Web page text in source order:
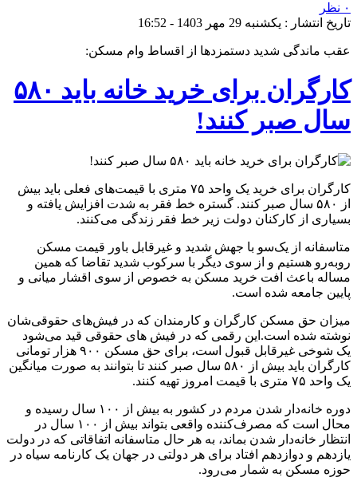
۰ نظر
تاریخ انتشار : یکشنبه 29 مهر 1403 - 16:52
عقب ماندگی شدید دستمزدها از اقساط وام مسکن:
کارگران برای خرید خانه باید ۵۸۰
سال صبر کنند!
کارگران برای خرید یک واحد ۷۵ متری با قیمت‌های فعلی باید بیش
از ۵۸۰ سال صبر کنند. گستره خط فقر به شدت افزایش یافته و
بسیاری از کارکنان دولت زیر خط فقر زندگی می‌کنند.
متاسفانه از یک‌سو با جهش شدید و غیرقابل باور قیمت مسکن
روبه‌رو هستیم و از سوی دیگر با سرکوب شدید تقاضا که همین
مساله باعث افت خرید مسکن به خصوص از سوی اقشار میانی و
پایین جامعه شده است.
میزان حق مسکن کارگران و کارمندان که در فیش‌های حقوقی‌شان
نوشته شده است.این رقمی که در فیش های حقوقی قید می‌شود
یک شوخی غیرقابل قبول است، برای حق مسکن ۹۰۰ هزار تومانی
کارگران باید بیش از ۵۸۰ سال صبر کنند تا بتوانند به صورت میانگین
یک واحد ۷۵ متری با قیمت امروز تهیه کنند.
دوره خانه‌دار شدن مردم در کشور به بیش از ۱۰۰ سال رسیده و
محال است که مصرف‌کننده واقعی بتواند بیش از ۱۰۰ سال در
انتظار خانه‌دار شدن بماند، به هر حال متاسفانه اتفاقاتی که در دولت
یازدهم و دوازدهم افتاد برای هر دولتی در جهان یک کارنامه سیاه در
حوزه مسکن به شمار می‌رود.